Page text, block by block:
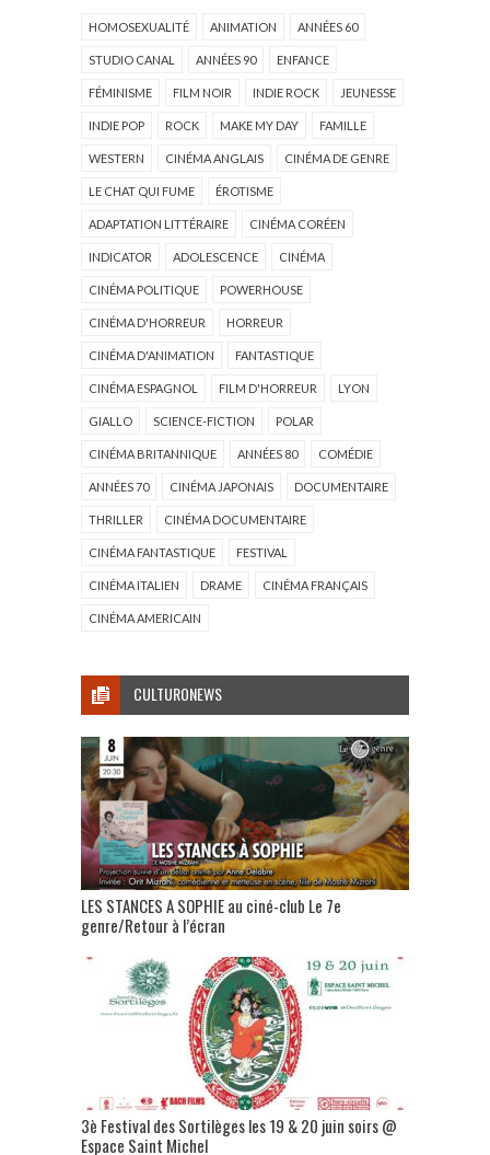
HOMOSEXUALITÉ ANIMATION ANNÉES 60
STUDIO CANAL ANNÉES 90 ENFANCE
FÉMINISME FILM NOIR INDIE ROCK JEUNESSE
INDIE POP ROCK MAKE MY DAY FAMILLE
WESTERN CINÉMA ANGLAIS CINÉMA DE GENRE
LE CHAT QUI FUME ÉROTISME
ADAPTATION LITTÉRAIRE CINÉMA CORÉEN
INDICATOR ADOLESCENCE CINÉMA
CINÉMA POLITIQUE POWERHOUSE
CINÉMA D'HORREUR HORREUR
CINÉMA D'ANIMATION FANTASTIQUE
CINÉMA ESPAGNOL FILM D'HORREUR LYON
GIALLO SCIENCE-FICTION POLAR
CINÉMA BRITANNIQUE ANNÉES 80 COMÉDIE
ANNÉES 70 CINÉMA JAPONAIS DOCUMENTAIRE
THRILLER CINÉMA DOCUMENTAIRE
CINÉMA FANTASTIQUE FESTIVAL
CINÉMA ITALIEN DRAME CINÉMA FRANÇAIS
CINÉMA AMERICAIN
CULTURONEWS
LES STANCES A SOPHIE au ciné-club Le 7e
genre/Retour à l’écran
3è Festival des Sortilèges les 19 & 20 juin soirs @
Espace Saint Michel